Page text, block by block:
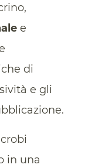
e
di
e gli
in una